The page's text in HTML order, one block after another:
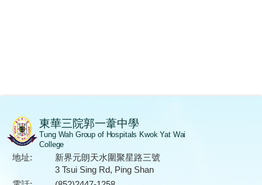
東華三院郭一葦中學
Tung Wah Group of Hospitals Kwok Yat Wai
College
地址:
新界元朗天水圍聚星路三號
3 Tsui Sing Rd, Ping Shan